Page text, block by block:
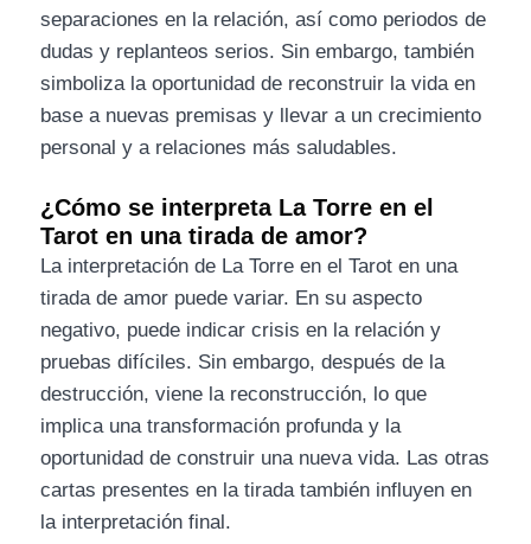
separaciones en la relación, así como periodos de
dudas y replanteos serios. Sin embargo, también
simboliza la oportunidad de reconstruir la vida en
base a nuevas premisas y llevar a un crecimiento
personal y a relaciones más saludables.
¿Cómo se interpreta La Torre en el
Tarot en una tirada de amor?
La interpretación de La Torre en el Tarot en una
tirada de amor puede variar. En su aspecto
negativo, puede indicar crisis en la relación y
pruebas difíciles. Sin embargo, después de la
destrucción, viene la reconstrucción, lo que
implica una transformación profunda y la
oportunidad de construir una nueva vida. Las otras
cartas presentes en la tirada también influyen en
la interpretación final.